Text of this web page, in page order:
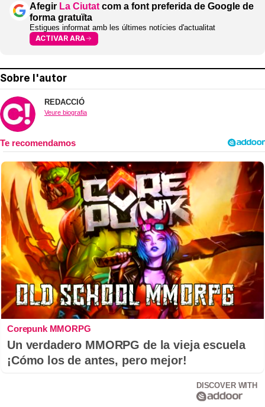
Afegir La Ciutat com a font preferida de Google de
forma gratuïta
Estigues informat amb les últimes notícies d'actualitat
ACTIVAR ARA
Sobre l'autor
REDACCIÓ
Veure biografia
Corepunk MMORPG
Un verdadero MMORPG de la vieja escuela
¡Cómo los de antes, pero mejor!
DISCOVER WITH